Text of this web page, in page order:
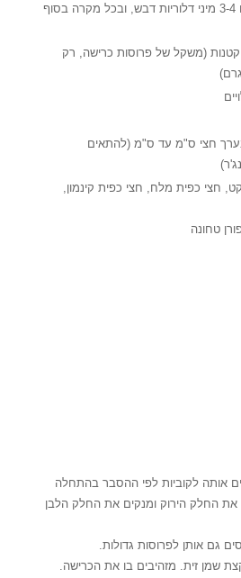
דלורית אחת בינונית-גדולה, או 3-4 מיני דלוריות דבש, ובכל מקרה בסוף
(משקל של פרוסות כרישה, רק
חצי ס"מ עד ס"מ (להתאים
חצי כפית מלח, חצי כפית קינמון,
טחונה
את החלק הירוק ומנקים את החלק הלבן
שמן זית. מזהיבים בו את הכרישה.